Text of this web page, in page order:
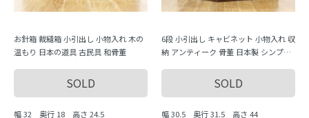
お針箱 裁縫箱 小引出し 小物入れ 木の
温もり 日本の道具 古民具 和骨董
SOLD
幅 32 奥行 18 高さ 24.5
6段 小引出し キャビネット 小物入れ 収
納 アンティーク 骨董 日本製 シンプル
SOLD
幅 30.5 奥行 31.5 高さ 44